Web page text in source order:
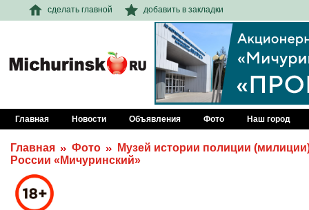
сделать главной добавить в закладки
Главная Новости Объявления Фото Наш город
Главная Фото
Музей истории полиции
России «Мичуринский»